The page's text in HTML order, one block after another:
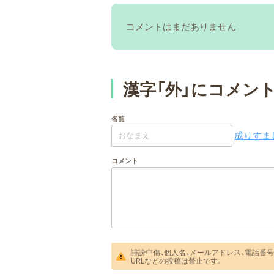
コメントはまだありません
漢字「外」にコメン
名前
成りすま
コメント
誹謗中傷、個人名、メールアドレス、電話番号
URLなどの投稿は禁止です。